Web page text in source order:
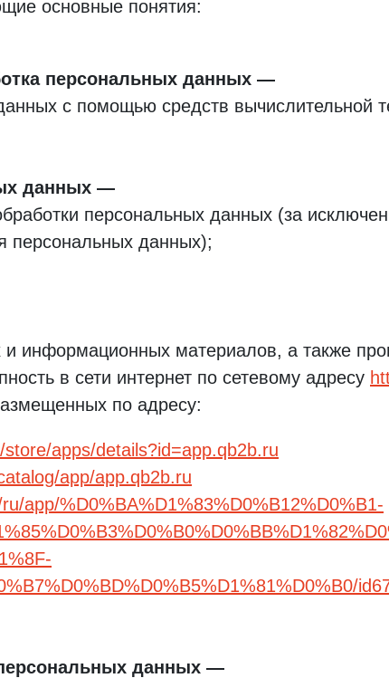
основные понятия:
персональных данных
с помощью средств вычислительной
данных
персональных данных (за
персональных данных);
и информационных материалов, а также
в сети интернет по сетевому адресу
по адресу:
apps/details?id=app.qb2b.ru
app/app.qb2b.ru
app/%D0%BA%D1%83%D0%B12%D0%B1-
данных